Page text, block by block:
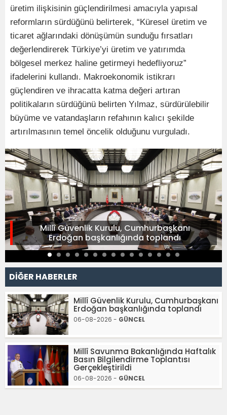
üretim ilişkisinin güçlendirilmesi amacıyla yapısal
reformların sürdüğünü belirterek, “Küresel üretim ve
ticaret ağlarındaki dönüşümün sunduğu fırsatları
değerlendirerek Türkiye’yi üretim ve yatırımda
bölgesel merkez haline getirmeyi hedefliyoruz”
ifadelerini kullandı. Makroekonomik istikrarı
güçlendiren ve ihracatta katma değeri artıran
politikaların sürdüğünü belirten Yılmaz, sürdürülebilir
büyüme ve vatandaşların refahının kalıcı şekilde
artırılmasının temel öncelik olduğunu vurguladı.
Millî Güvenlik Kurulu, Cumhurbaşkanı
Erdoğan başkanlığında toplandı
DİĞER HABERLER
Millî Güvenlik Kurulu, Cumhurbaşkanı
Erdoğan başkanlığında toplandı
06-08-2026 - GÜNCEL
Millî Savunma Bakanlığında Haftalık
Basın Bilgilendirme Toplantısı
Gerçekleştirildi
06-08-2026 - GÜNCEL